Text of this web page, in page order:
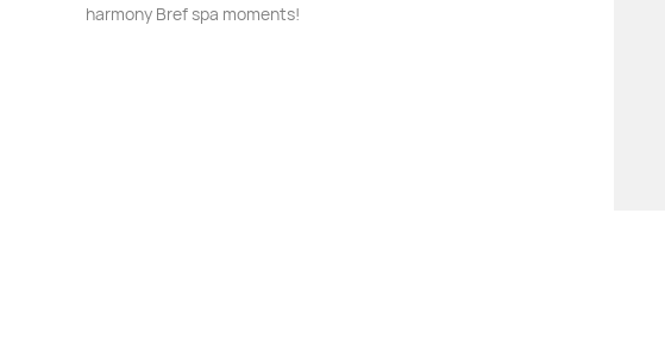
harmony Bref spa moments!